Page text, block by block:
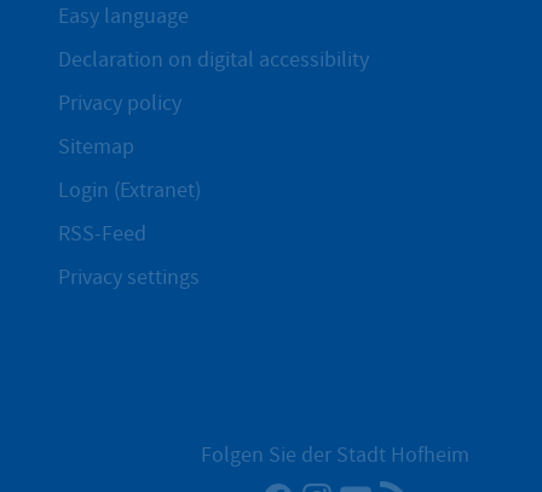
Easy language
Declaration on digital accessibility
Privacy policy
Sitemap
Login (Extranet)
RSS-Feed
Privacy settings
Folgen Sie der Stadt Hofheim
Facebook
Instagram
YouTube